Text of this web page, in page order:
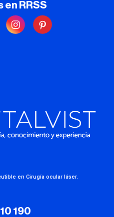
en RRSS
en Cirugía ocular láser.
190